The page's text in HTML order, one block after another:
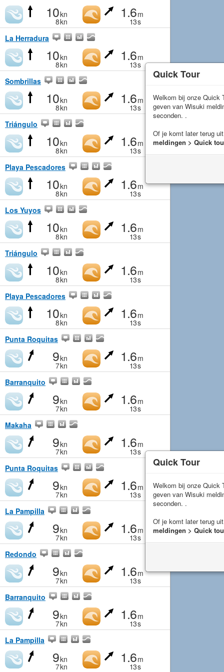
10kn
8kn
1.6m
13s
La Herradura
10kn
8kn
1.6m
13s
Sombrillas
10kn
8kn
1.6m
13s
Triángulo
10kn
8kn
1.6m
13s
Playa Pescadores
10kn
8kn
1.6m
13s
Los Yuyos
10kn
8kn
1.6m
13s
Triángulo
10kn
8kn
1.6m
13s
Playa Pescadores
10kn
8kn
1.6m
13s
Punta Roquitas
9kn
7kn
1.6m
13s
Barranquito
9kn
7kn
1.6m
13s
Makaha
9kn
7kn
1.6m
13s
Punta Roquitas
9kn
7kn
1.6m
13s
La Pampilla
9kn
7kn
1.6m
13s
Redondo
9kn
7kn
1.6m
13s
Barranquito
9kn
7kn
1.6m
13s
La Pampilla
9kn
7kn
1.6m
13s
Quick Tour
Welkom bij onze Quick
geven van Wisuki
seconden. .
Of je komt later terug
meldingen > Quick
Quick Tour
Welkom bij onze Quick
geven van Wisuki
seconden. .
Of je komt later terug
meldingen > Quick